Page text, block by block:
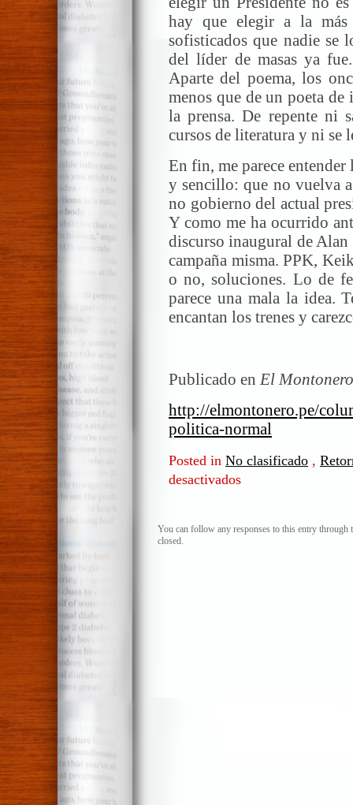
hay que elegir a la
sofisticados que nadie se
del líder de masas ya
Aparte del poema, los
menos que de un poeta de
la prensa. De repente ni
cursos de literatura y ni se
En fin, me parece
y sencillo: que no vuelva
no gobierno del actual
Y como me ha ocurrido
discurso inaugural de Alan
campaña misma. PPK,
o no, soluciones. Lo de
parece una mala la idea.
encantan los trenes y
Publicado en El
http://elmontonero.pe/
politica-normal
Posted in No clasificado ,
desactivados
retorno
You can follow any responses to this entry through
closed.